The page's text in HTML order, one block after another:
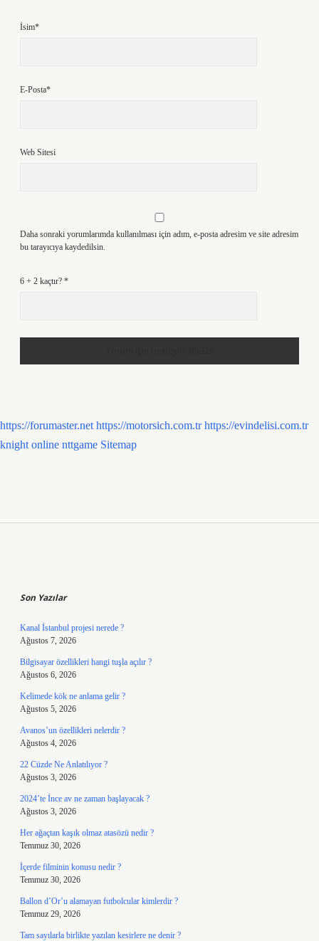
İsim*
E-Posta*
Web Sitesi
Daha sonraki yorumlarımda kullanılması için adım, e-posta adresim ve site adresim
bu tarayıcıya kaydedilsin.
6 + 2 kaçtır? *
https://forumaster.net https://motorsich.com.tr https://evindelisi.com.tr
knight online nttgame Sitemap
Son Yazılar
Kanal İstanbul projesi nerede ?
Ağustos 7, 2026
Bilgisayar özellikleri hangi tuşla açılır ?
Ağustos 6, 2026
Kelimede kök ne anlama gelir ?
Ağustos 5, 2026
Avanos’un özellikleri nelerdir ?
Ağustos 4, 2026
22 Cüzde Ne Anlatılıyor ?
Ağustos 3, 2026
2024’te İnce av ne zaman başlayacak ?
Ağustos 3, 2026
Her ağaçtan kaşık olmaz atasözü nedir ?
Temmuz 30, 2026
İçerde filminin konusu nedir ?
Temmuz 30, 2026
Ballon d’Or’u alamayan futbolcular kimlerdir ?
Temmuz 29, 2026
Tam sayılarla birlikte yazılan kesirlere ne denir ?